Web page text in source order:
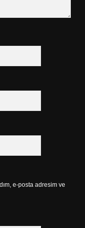
e-posta adresim ve